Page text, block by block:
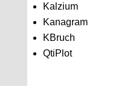
Kalzium
Kanagram
KBruch
QtiPlot